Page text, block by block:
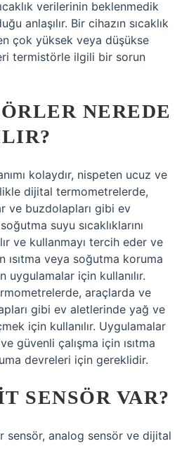
verilerinin beklenmedik
anlaşılır. Bir cihazın sıcaklık
çok yüksek veya düşükse
termistörle ilgili bir sorun
NEREDE
kolaydır, nispeten ucuz ve
dijital termometrelerde,
ve buzdolapları gibi ev
suyu sıcaklıklarını
ve kullanmayı tercih eder ve
ısıtma veya soğutma koruma
uygulamalar için kullanılır.
araçlarda ve
gibi ev aletlerinde yağ ve
için kullanılır. Uygulamalar
güvenli çalışma için ısıtma
devreleri için gereklidir.
SENSÖR VAR?
sensör, analog sensör ve dijital